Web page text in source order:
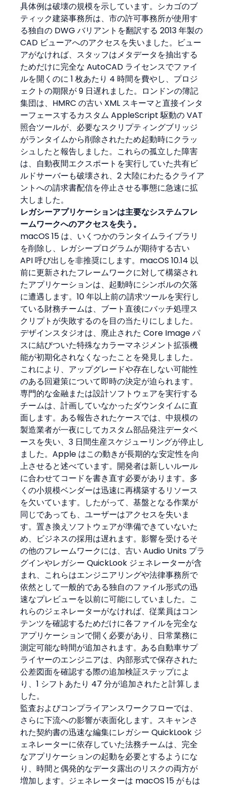
具体例は破壊の規模を示しています。シカゴのブ
ティック建築事務所は、市の許可事務所が使用す
る独自の DWG バリアントを翻訳する 2013 年製の
CAD ビューアへのアクセスを失いました。ビュー
アがなければ、スタッフはメタデータを抽出する
ためだけに完全な AutoCAD ライセンスでファイ
ルを開くのに 1 枚あたり 4 時間を費やし、プロジ
ェクトの期限が 9 日遅れました。ロンドンの簿記
集団は、HMRC の古い XML スキーマと直接インタ
ーフェースするカスタム AppleScript 駆動の VAT
照合ツールが、必要なスクリプティングブリッジ
がランタイムから削除されたため起動時にクラッ
シュしたと報告しました。これらの孤立した障害
は、自動夜間エクスポートを実行していた共有ビ
ルドサーバーも破壊され、2 大陸にわたるクライア
ントへの請求書配信を停止させる事態に急速に拡
大しました。
レガシーアプリケーションは主要なシステムフレ
ームワークへのアクセスを失う。
macOS 15 は、いくつかのランタイムライブラリ
を削除し、レガシープログラムが期待する古い
API 呼び出しを非推奨にします。macOS 10.14 以
前に更新されたフレームワークに対して構築され
たアプリケーションは、起動時にシンボルの欠落
に遭遇します。10 年以上前の請求ツールを実行し
ている財務チームは、ブート直後にバッチ処理ス
クリプトが失敗するのを目の当たりにしました。
デザインスタジオは、廃止された Core Image パ
スに結びついた特殊なカラーマネジメント拡張機
能が初期化されなくなったことを発見しました。
これにより、アップグレードや存在しない可能性
のある回避策について即時の決定が迫られます。
専門的な金融または設計ソフトウェアを実行する
チームは、計画していなかったダウンタイムに直
面します。ある報告されたケースでは、中規模の
製造業者が一夜にしてカスタム部品発注データベ
ースを失い、3 日間生産スケジューリングが停止し
ました。Apple はこの動きが長期的な安定性を向
上させると述べています。開発者は新しいルール
に合わせてコードを書き直す必要があります。多
くの小規模ベンダーは迅速に再構築するリソース
を欠いています。したがって、基盤となる作業が
同じであっても、ユーザーはアクセスを失いま
す。置き換えソフトウェアが準備できていないた
め、ビジネスの採用は遅れます。影響を受けるそ
の他のフレームワークには、古い Audio Units プラ
グインやレガシー QuickLook ジェネレーターが含
まれ、これらはエンジニアリングや法律事務所で
依然として一般的である独自のファイル形式の迅
速なプレビューを以前に可能にしていました。こ
れらのジェネレーターがなければ、従業員はコン
テンツを確認するためだけに各ファイルを完全な
アプリケーションで開く必要があり、日常業務に
測定可能な時間が追加されます。ある自動車サプ
ライヤーのエンジニアは、内部形式で保存された
公差図面を確認する際の追加検証ステップによ
り、1 シフトあたり 47 分が追加されたと計算しま
した。
監査およびコンプライアンスワークフローでは、
さらに下流への影響が表面化します。スキャンさ
れた契約書の迅速な編集にレガシー QuickLook ジ
ェネレーターに依存していた法務チームは、完全
なアプリケーションの起動を必要とするようにな
り、時間と偶発的なデータ露出のリスクの両方が
増加します。ジェネレーターは macOS 15 がもは